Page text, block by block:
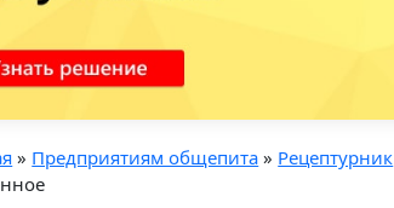
» Предприятиям общепита » Рецептурник